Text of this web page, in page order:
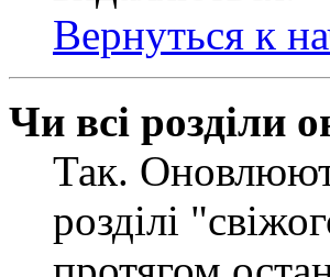
Вернуться к
Чи всі розділи
Так.
розділі